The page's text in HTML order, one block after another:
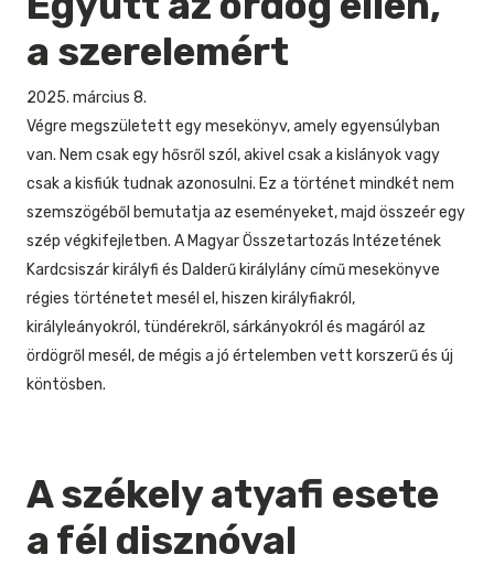
a szerelemért
2025. március 8.
Végre megszületett egy mesekönyv, amely egyensúlyban
van. Nem csak egy hősről szól, akivel csak a kislányok vagy
csak a kisfiúk tudnak azonosulni. Ez a történet mindkét nem
szemszögéből bemutatja az eseményeket, majd összeér egy
szép végkifejletben. A Magyar Összetartozás Intézetének
Kardcsiszár királyfi és Dalderű királylány című mesekönyve
régies történetet mesél el, hiszen királyfiakról,
királyleányokról, tündérekről, sárkányokról és magáról az
ördögről mesél, de mégis a jó értelemben vett korszerű és új
köntösben.
A székely atyafi esete
a fél disznóval